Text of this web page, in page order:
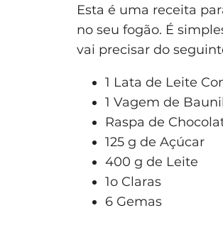
Esta é uma receita
no seu fogão. É
vai precisar do
1 Lata de Leite
1 Vagem de
Raspa de
125 g de Açúcar
400 g de Leite
1o Claras
6 Gemas